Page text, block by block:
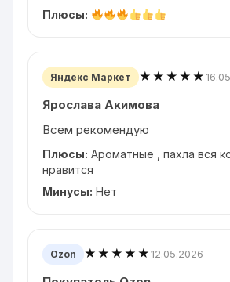
Плюсы:
Яндекс Маркет ★★★★★
Ярослава Акимова
Всем рекомендую
Плюсы: Ароматные , пахла вся
нравится
Минусы: Нет
Ozon ★★★★★12.05.2026